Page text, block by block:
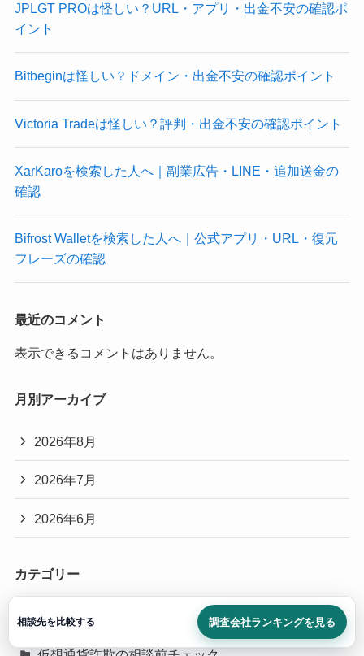
JPLGT PROは怪しい？URL・アプリ・出金不安の確認ポ
イント
Bitbeginは怪しい？ドメイン・出金不安の確認ポイント
Victoria Tradeは怪しい？評判・出金不安の確認ポイント
XarKaroを検索した人へ｜副業広告・LINE・追加送金の
確認
Bifrost Walletを検索した人へ｜公式アプリ・URL・復元
フレーズの確認
最近のコメント
表示できるコメントはありません。
月別アーカイブ
2026年8月
2026年7月
2026年6月
カテゴリー
Uncategorized
相談先を比較する 調査会社ランキングを見る